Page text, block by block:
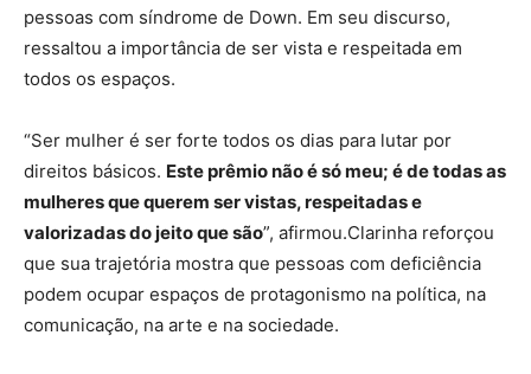
pessoas com síndrome de Down. Em seu discurso,
ressaltou a importância de ser vista e respeitada em
todos os espaços.
“Ser mulher é ser forte todos os dias para lutar por
direitos básicos. Este prêmio não é só meu; é de todas as
mulheres que querem ser vistas, respeitadas e
valorizadas do jeito que são”, afirmou.Clarinha reforçou
que sua trajetória mostra que pessoas com deficiência
podem ocupar espaços de protagonismo na política, na
comunicação, na arte e na sociedade.